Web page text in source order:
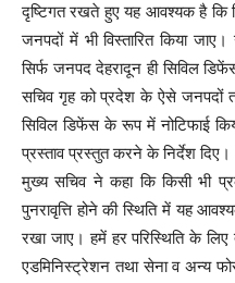
दृष्टिगत रखते हुए यह आवश्यक है कि
जनपदों में भी विस्तारित किया
सिर्फ जनपद देहरादून ही सिविल
सचिव गृह को प्रदेश के ऐसे जनपदों
सिविल डिफेंस के रूप में नोटिफाई
प्रस्ताव प्रस्तुत करने के निर्देश दिए।
मुख्य सचिव ने कहा कि किसी भी
पुनरावृत्ति होने की स्थिति में यह
रखा जाए। हमें हर परिस्थिति के लिए
एडमिनिस्ट्रेशन तथा सेना व अन्य